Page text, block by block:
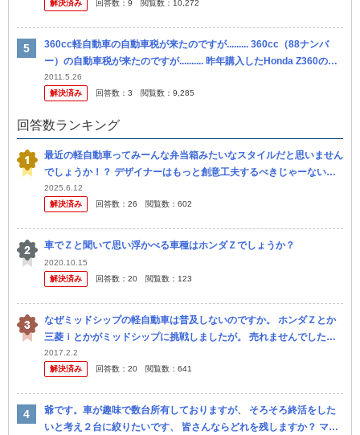
解決済み 回答数： 9 閲覧数： 10,272
360cc軽自動車の自動車税が来たのですが......... 360cc（88ナンバ
ー）の自動車税が来たのですが.......... 昨年購入したHonda Z360の自
動車税の請求が来て、 ...
2011.5.26
解決済み
回答数： 3 閲覧数： 9,285
回答数ランキング
最近の軽自動車ってみーんな弁当箱みたいなスタイルだと思いません
でしょうか！？ デザイナーはもっと創意工夫するべきじゃーないで
しょうか！？ 昭和には素敵なデザインの軽自動車が有りました！ フ
ロ...
2025.6.12
解決済み
回答数： 26 閲覧数： 602
車でＺと聞いて思い浮かべる車種はホンダＺでしょうか？
2020.10.15
解決済み
回答数： 20 閲覧数： 123
なぜミッドシップの軽自動車は普及しないのですか。 ホンダＺとか
三菱ｉとかがミッドシップに挑戦しましたが。 売れませんでした。
なぜ売れないのですか。 三菱ｉではミッドシップにしたことで室内
の全長...
2017.2.2
解決済み
回答数： 20 閲覧数： 641
爺です。車が趣味で数台所有しておりますが、 そろそろ終活をした
いと考え２台に絞りたいです、 皆さんならどれを残しますか？ マセ